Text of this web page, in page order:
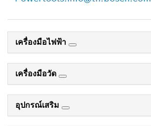
เครื่องมือไฟฟ้า
เครื่องมือวัด
อุปกรณ์เสริม